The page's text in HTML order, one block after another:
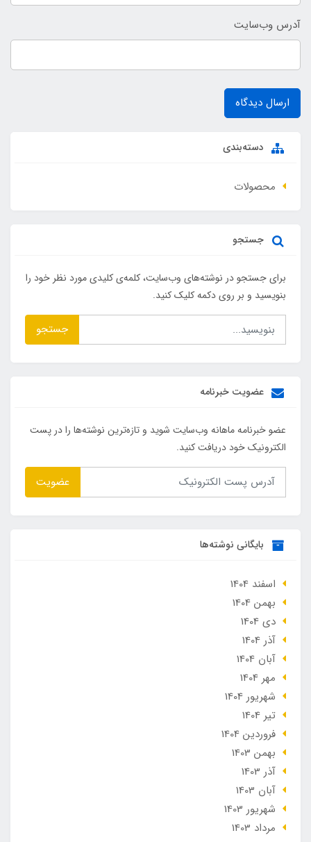
آدرس وب‌سایت
ارسال دیدگاه
دسته‌بندی
محصولات
جستجو
برای جستجو در نوشته‌های وب‌سایت، کلمه‌ی کلیدی مورد نظر خود را
بنویسید و بر روی دکمه کلیک کنید.
جستجو
عضویت خبرنامه
عضو خبرنامه ماهانه وب‌سایت شوید و تازه‌ترین نوشته‌ها را در پست
الکترونیک خود دریافت کنید.
عضویت
بایگانی نوشته‌ها
اسفند 1404
بهمن 1404
دی 1404
آذر 1404
آبان 1404
مهر 1404
شهریور 1404
تير 1404
فروردین 1404
بهمن 1403
آذر 1403
آبان 1403
شهریور 1403
مرداد 1403